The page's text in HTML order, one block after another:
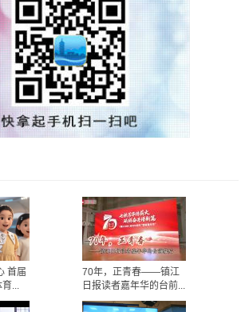
首届
育...
70年，正青春——镇江
日报读者嘉年华的台前...